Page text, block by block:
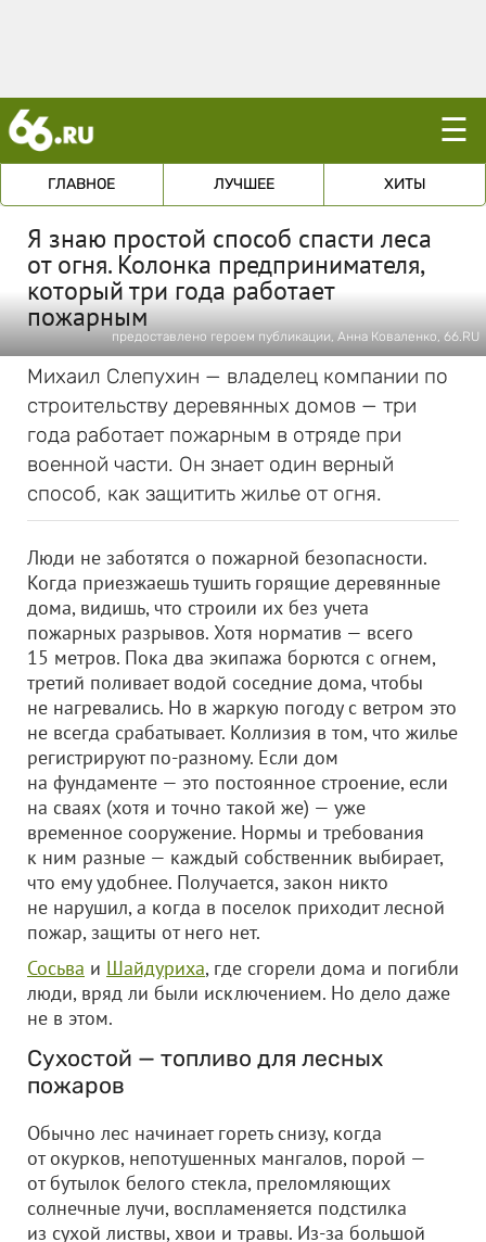
☰
ГЛАВНОЕ ЛУЧШЕЕ ХИТЫ
Я знаю простой способ спасти леса
от огня. Колонка предпринимателя,
который три года работает
пожарным
предоставлено героем публикации, Анна Коваленко, 66.RU
Михаил Слепухин — владелец компании по
строительству деревянных домов — три
года работает пожарным в отряде при
военной части. Он знает один верный
способ, как защитить жилье от огня.
Люди не заботятся о пожарной безопасности.
Когда приезжаешь тушить горящие деревянные
дома, видишь, что строили их без учета
пожарных разрывов. Хотя норматив — всего
15 метров. Пока два экипажа борются с огнем,
третий поливает водой соседние дома, чтобы
не нагревались. Но в жаркую погоду с ветром это
не всегда срабатывает. Коллизия в том, что жилье
регистрируют по-разному. Если дом
на фундаменте — это постоянное строение, если
на сваях (хотя и точно такой же) — уже
временное сооружение. Нормы и требования
к ним разные — каждый собственник выбирает,
что ему удобнее. Получается, закон никто
не нарушил, а когда в поселок приходит лесной
пожар, защиты от него нет.
Сосьва и Шайдуриха, где сгорели дома и погибли
люди, вряд ли были исключением. Но дело даже
не в этом.
Сухостой — топливо для лесных
пожаров
Обычно лес начинает гореть снизу, когда
от окурков, непотушенных мангалов, порой —
от бутылок белого стекла, преломляющих
солнечные лучи, воспламеняется подстилка
из сухой листвы, хвои и травы. Из-за большой